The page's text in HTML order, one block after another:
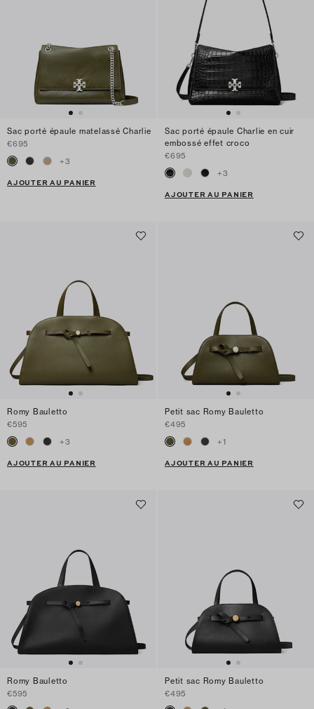
Sac porté épaule matelassé Charlie
€695
+3
AJOUTER AU PANIER
Sac porté épaule Charlie en cuir
embossé effet croco
€695
+3
AJOUTER AU PANIER
Romy Bauletto
€595
+3
AJOUTER AU PANIER
Petit sac Romy Bauletto
€495
+1
AJOUTER AU PANIER
Romy Bauletto
€595
Petit sac Romy Bauletto
€495